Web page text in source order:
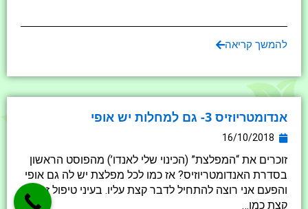
להמשך קריאה
אנדומטריוזיס 3- גם למחלות יש אופי
16/10/2018
זוכרים את “המפלצת” (הכינוי שלי לאנדו’) מהפוסט הראשון
בסדרת האנדומטריוזיס? אז כמו לכל מפלצת יש לה גם אופי
והפעם אני רוצה להתחיל לדבר קצת עליו. בעיני טיפול זה
קצת כמו…